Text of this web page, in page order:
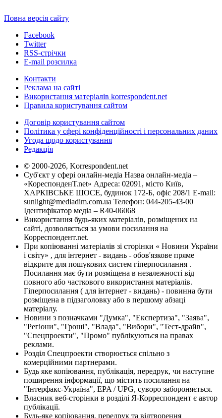
Повна версія сайту
Facebook
Twitter
RSS-стрічки
E-mail розсилка
Контакти
Реклама на сайті
Використання матеріалів korrespondent.net
Правила користування сайтом
Договір користування сайтом
Політика у сфері конфіденційності і персональних даних
Угода щодо користування
Редакція
© 2000-2026, Korrespondent.net
Суб'єкт у сфері онлайн-медіа Назва онлайн-медіа –
«КореспонденТ.net» Адреса: 02091, місто Київ,
ХАРКІВСЬКЕ ШОСЕ, будинок 172-Б, офіс 208/1 E-mail:
sunlight@mediadim.com.ua Телефон: 044-205-43-00
Ідентифікатор медіа – R40-06068
Використання будь-яких матеріалів, розміщених на
сайті, дозволяється за умови посилання на
Корреспондент.net.
При копіюванні матеріалів зі сторінки « Новини України
і світу» , для інтернет - видань - обов'язкове пряме
відкрите для пошукових систем гіперпосилання .
Посилання має бути розміщена в незалежності від
повного або часткового використання матеріалів.
Гіперпосилання ( для інтернет - видань) - повинна бути
розміщена в підзаголовку або в першому абзаці
матеріалу.
Новини з позначками "Думка", "Експертиза", "Заява",
"Регіони", "Гроші", "Влада", "Вибори", "Тест-драйв",
"Спецпроекти", "Промо" публікуються на правах
реклами.
Розділ Спецпроекти створюється спільно з
комерційними партнерами.
Будь яке копіювання, публікація, передрук, чи наступне
поширення інформації, що містить посилання на
"Інтерфакс-Україна", EPA / UPG, суворо забороняється.
Власник веб-сторінки в розділі Я-Корреспондент є автор
публікації.
Будь-яке копіювання, передрук та відтворення